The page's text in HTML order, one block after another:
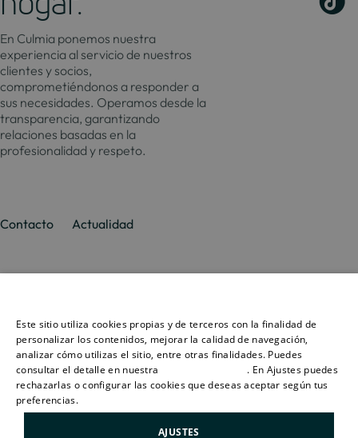
En Culmia ponemos nuestra
experiencia al servicio de nuestros
clientes y socios,
comprometiéndonos a responder a
sus necesidades. Operamos desde la
transparencia, garantizando
relaciones basadas en la
profesionalidad y respeto.
Contacto Actualidad
Madrid
Barcelona
Alicante
Sobre
nosotros
Destino
Culmia
Sala
prensa
negocio
Vivienda
Vivienda
Vivienda
Alquiler
Tendencias
Sostenibilidad
Innovación
SPANISH
ENGLISH
Este sitio utiliza cookies propias y de terceros con la finalidad de
personalizar los contenidos, mejorar la calidad de navegación,
analizar cómo utilizas el sitio, entre otras finalidades. Puedes
consultar el detalle en nuestra
. En Ajustes puedes
rechazarlas o configurar las cookies que deseas aceptar según tus
preferencias.
AJUSTES